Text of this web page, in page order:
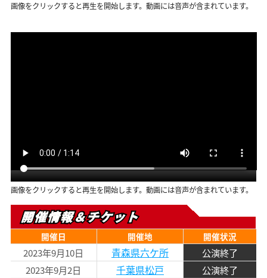
画像をクリックすると再生を開始します。動画には音声が含まれています。
画像をクリックすると再生を開始します。動画には音声が含まれています。
開催情報＆チケット
開催日 開催地 開催状況
2023年9月10日 青森県六ケ所
公演終了
2023年9月2日
千葉県松戸
公演終了